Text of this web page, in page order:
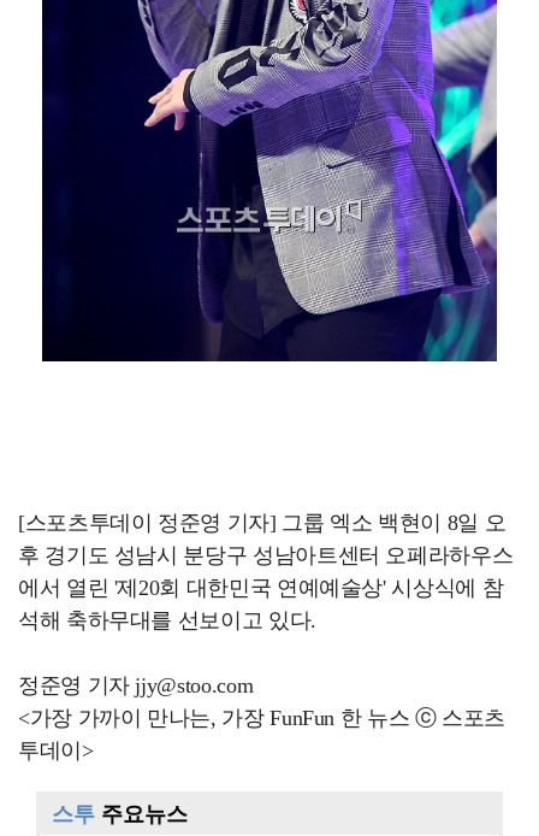
[스포츠투데이 정준영 기자] 그룹 엑소 백현이 8일 오
후 경기도 성남시 분당구 성남아트센터 오페라하우스
에서 열린 '제20회 대한민국 연예예술상' 시상식에 참
석해 축하무대를 선보이고 있다.
정준영 기자 jjy@stoo.com
<가장 가까이 만나는, 가장 FunFun 한 뉴스 ⓒ 스포츠
투데이>
스투 주요뉴스